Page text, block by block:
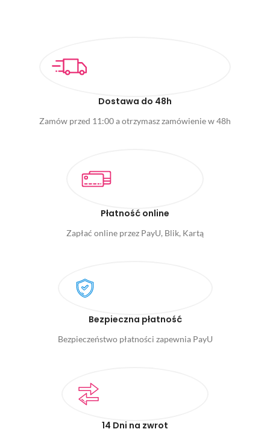
Dostawa do 48h
Zamów przed 11:00 a otrzymasz zamówienie w 48h
Płatność online
Zapłać online przez PayU, Blik, Kartą
Bezpieczna płatność
Bezpieczeństwo płatności zapewnia PayU
14 Dni na zwrot